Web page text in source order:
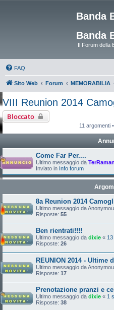
Banda
Banda
Il Forum della
FAQ
Sito Web Forum MEMORABILIA
VIII Reunion 2014
Bloccato
11 argomenti
Come Far Per....
Ultimo messaggio da
Inviato in Info forum
8a Reunion 2014
Ultimo messaggio da
Risposte: 55
Ben rientrati!!!!
Ultimo messaggio da dixie «
Risposte: 26
REUNION 2014 - Ultime
Ultimo messaggio da
Risposte: 17
Prenotazione pranzi e
Ultimo messaggio da dixie « 1
Risposte: 38